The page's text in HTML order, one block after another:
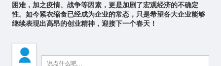
困难，加之疫情、战争等因素，更是加剧了宏观经济的不确定
性。如今紧衣缩食已经成为企业的常态，只是希望各大企业能够
继续表现出高昂的创业精神，迎接下一个春天！